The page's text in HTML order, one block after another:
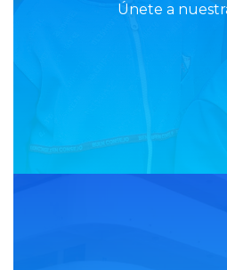
Únete a